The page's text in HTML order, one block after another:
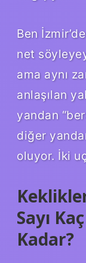
Ben
net
ama aynı
anlaşılan
yandan
diğer
oluyor. İki
Sayı
Kadar?